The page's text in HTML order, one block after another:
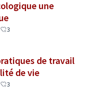
une
3
de travail
de vie
3